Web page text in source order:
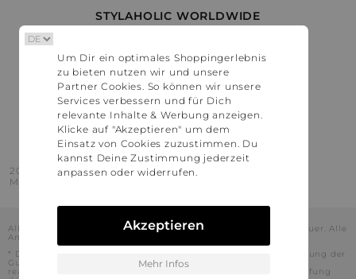
STYLAHOLIC WORLDWIDE
Österreich
Schweiz
France
United States
2016 - 2026 © Stylaholic.
Made for you with love in munich.
Alle Preise inkl. der jeweils geltenden gesetzlichen Mehrwertsteuer. Alle
Angaben ohne Gewähr.
* Die angezeigten Preise beinhalten Rabatte, die durch die Nutzung der
Gutschein-Codes auf den Seiten unserer Partner voraussichtlich
realisiert werden können. Stylaholic führt keine vollständige Prüfung
Um Dir ein optimales Shoppingerlebnis
zu bieten nutzen wir und unsere
Partner Cookies. So können wir unsere
Services verbessern und für Dich
relevante Inhalte & Werbung anzeigen.
Klicke auf "Akzeptieren" um dem
Einsatz von Cookies zuzustimmen. Du
kannst Deine Zustimmung jederzeit
anpassen oder widerrufen.
Akzeptieren
Mehr Infos